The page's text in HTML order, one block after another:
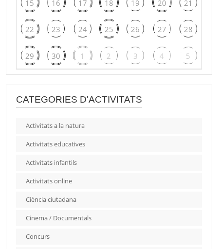
15 16 17 18 19 20 21
22 23 24 25 26 27 28
29 30 1 2 3 4 5
CATEGORIES D'ACTIVITATS
Activitats a la natura
Activitats educatives
Activitats infantils
Activitats online
Ciència ciutadana
Cinema / Documentals
Concurs